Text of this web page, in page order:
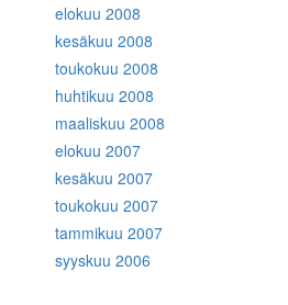
elokuu 2008
kesäkuu 2008
toukokuu 2008
huhtikuu 2008
maaliskuu 2008
elokuu 2007
kesäkuu 2007
toukokuu 2007
tammikuu 2007
syyskuu 2006